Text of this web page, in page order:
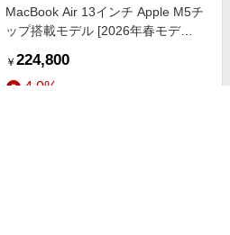
MacBook Air 13インチ Apple M5チ
ップ搭載モデル [2026年春モデ
CPUと8コアGPU] スターライト
MDHA4J/A
￥ 224,800
4.0%